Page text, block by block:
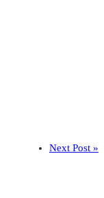
Next Post »